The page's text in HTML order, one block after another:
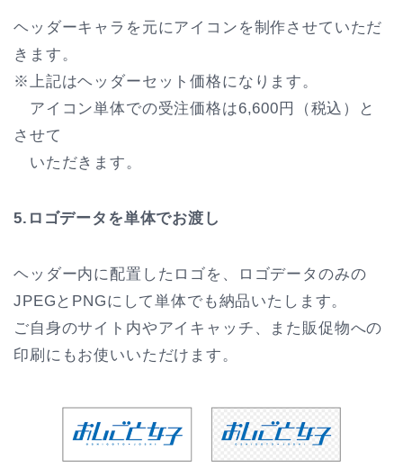
ヘッダーキャラを元にアイコンを制作させていただ
きます。
※上記はヘッダーセット価格になります。
アイコン単体での受注価格は6,600円（税込）と
させて
いただきます。
5.ロゴデータを単体でお渡し
ヘッダー内に配置したロゴを、ロゴデータのみの
JPEGとPNGにして単体でも納品いたします。
ご自身のサイト内やアイキャッチ、また販促物への
印刷にもお使いいただけます。